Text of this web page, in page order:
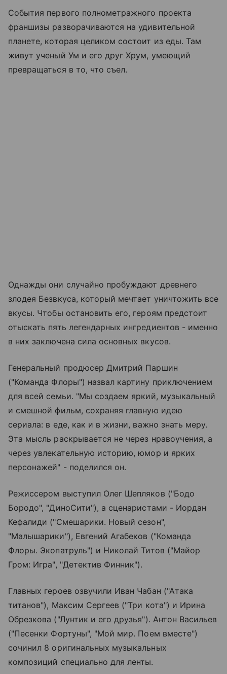
События первого полнометражного проекта
франшизы разворачиваются на удивительной
планете, которая целиком состоит из еды. Там
живут ученый Ум и его друг Хрум, умеющий
превращаться в то, что съел.
Однажды они случайно пробуждают древнего
злодея Безвкуса, который мечтает уничтожить все
вкусы. Чтобы остановить его, героям предстоит
отыскать пять легендарных ингредиентов - именно
в них заключена сила основных вкусов.
Генеральный продюсер Дмитрий Паршин
("Команда Флоры") назвал картину приключением
для всей семьи. "Мы создаем яркий, музыкальный
и смешной фильм, сохраняя главную идею
сериала: в еде, как и в жизни, важно знать меру.
Эта мысль раскрывается не через нравоучения, а
через увлекательную историю, юмор и ярких
персонажей" - поделился он.
Режиссером выступил Олег Шепляков ("Бодо
Бородо", "ДиноСити"), а сценаристами - Иордан
Кефалиди ("Смешарики. Новый сезон",
"Малышарики"), Евгений Агабеков ("Команда
Флоры. Экопатруль") и Николай Титов ("Майор
Гром: Игра", "Детектив Финник").
Главных героев озвучили Иван Чабан ("Атака
титанов"), Максим Сергеев ("Три кота") и Ирина
Обрезкова ("Лунтик и его друзья"). Антон Васильев
("Песенки Фортуны", "Мой мир. Поем вместе")
сочинил 8 оригинальных музыкальных
композиций специально для ленты.